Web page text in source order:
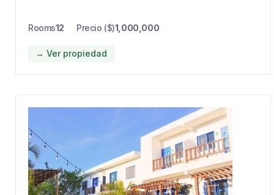
Rooms12 Precio ($)1,000,000
→ Ver propiedad